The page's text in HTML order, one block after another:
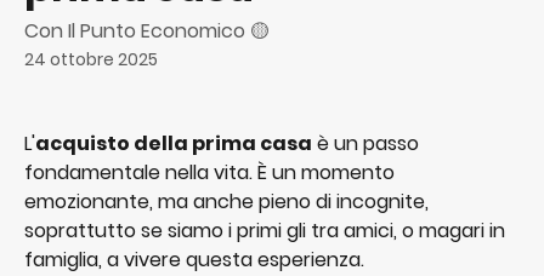
Con Il Punto Economico 🟡
24 ottobre 2025
L'acquisto della prima casa è un passo
fondamentale nella vita. È un momento
emozionante, ma anche pieno di incognite,
soprattutto se siamo i primi gli tra amici, o magari in
famiglia, a vivere questa esperienza.